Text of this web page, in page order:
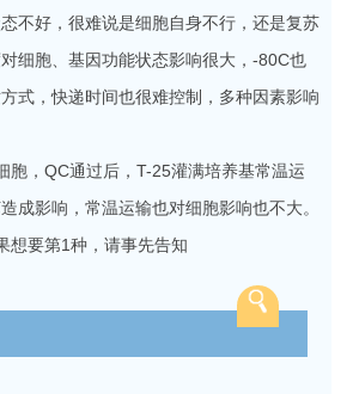
不好，很难说是细胞自身不行，还是复苏
细胞、基因功能状态影响很大，-80C也
式，快递时间也很难控制，多种因素影响
胞，QC通过后，T-25灌满培养基常温运
成影响，常温运输也对细胞影响也不大。
想要第1种，请事先告知